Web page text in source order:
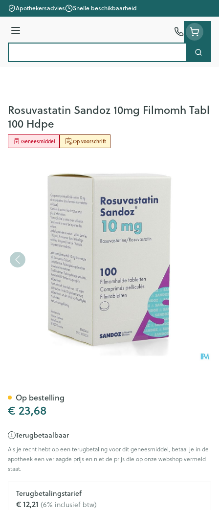
Ga naar de inhoud
Apothekersadvies Snelle beschikbaarheid
Menu
Zoek
Rosuvastatin Sandoz 10mg Filmomh Tabl
100 Hdpe
Op voorschrift
Geneesmiddel
€ 23,68
Terugbetaalbaar
Als je recht hebt op een terugbetaling voor dit geneesmiddel, betaal je in de
apotheek een verlaagde prijs en niet de prijs die op onze webshop vermeld
staat.
Terugbetalingstarief
€ 12,21 (6% inclusief btw)
Op bestelling